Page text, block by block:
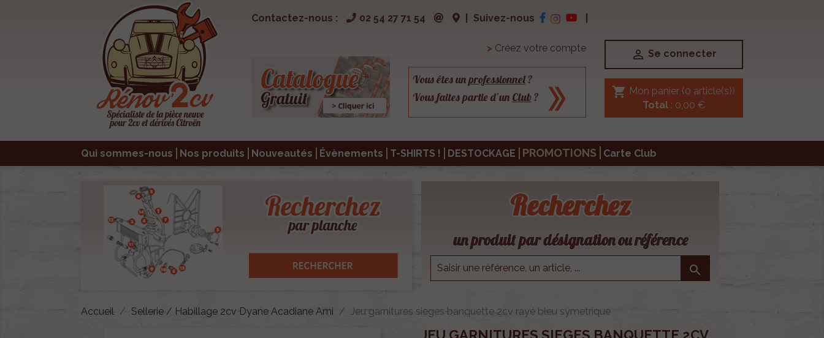
Contactez-nous : 02 54 27 71 54 Suivez-nous
> Créez votre compte
Vous êtes unprofessionnel?
Vous faites partie d’un Club ?
 Se connecter
shopping_cart Mon panier (0 article(s))
Total: 0,00 €
Qui sommes-nous Nos produits Nouveautés Évènements T-SHIRTS ! DESTOCKAGE PROMOTIONS Carte Club
Recherchez
un produit par désignation ou référence

Accueil Sellerie / Habillage 2cv Dyane Acadiane Ami Jeu garnitures sieges banquette 2cv rayé bleu symetrique